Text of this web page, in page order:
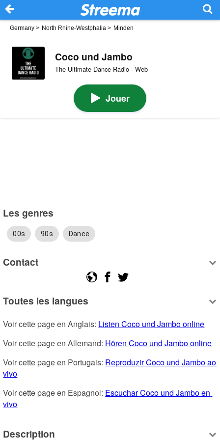
Germany > North Rhine-Westphalia > Minden
Coco und Jambo
The Ultimate Dance Radio · Web
Jouer
Les genres
00s 90s Dance
Contact
Toutes les langues
Voir cette page en Anglais: Listen Coco und Jambo online
Voir cette page en Allemand: Hören Coco und Jambo online
Voir cette page en Portugais: Reproduzir Coco und Jambo ao
vivo
Voir cette page en Espagnol: Escuchar Coco und Jambo en
vivo
Description